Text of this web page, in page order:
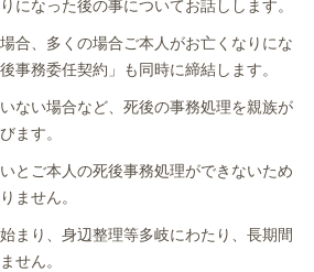
になった後の事についてお話しします。
合、多くの場合ご本人がお亡くなりにな
事務委任契約」も同時に締結します。
ない場合など、死後の事務処理を親族が
ます。
とご本人の死後事務処理ができないため
ません。
まり、身辺整理等多岐にわたり、長期間
せん。